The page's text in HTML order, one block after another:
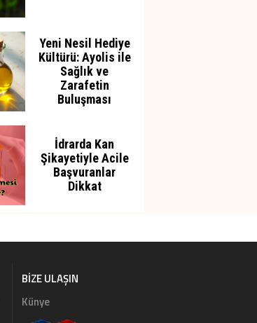
Yeni Nesil Hediye
Kültürü: Ayolis ile
Sağlık ve
Zarafetin
Buluşması
İdrarda Kan
Şikayetiyle Acile
Başvuranlar
Dikkat
BIZE ULAŞIN
Künye